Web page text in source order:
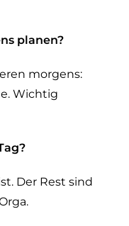
planen?
morgens:
Wichtig
Der Rest sind